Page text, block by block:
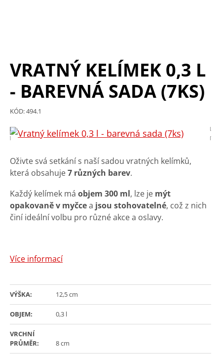
VRATNÝ KELÍMEK 0,3 L
- BAREVNÁ SADA (7KS)
KÓD: 494.1
Oživte svá setkání s naší sadou vratných kelímků,
která obsahuje7 různých barev.
Každý kelímek má objem 300 ml, lze je mýt
opakovaně v myčcea jsou stohovatelné, což z nich
činí ideální volbu pro různé akce a oslavy.
Více informací
VÝŠKA: 12,5cm
OBJEM: 0,3 l
VRCHNÍ
PRŮMĚR:
8cm